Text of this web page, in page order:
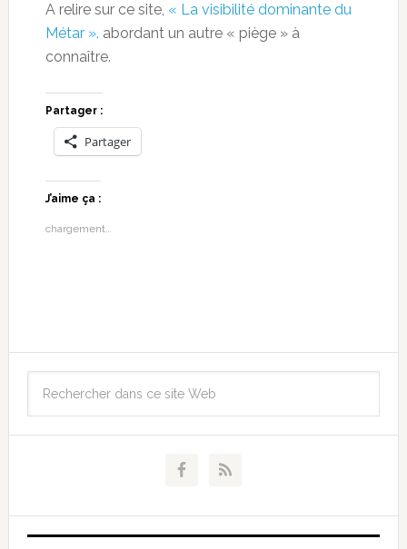
A relire sur ce site, « La visibilité dominante du
Métar ». abordant un autre « piège » à
connaître.
Partager :
Partager
J’aime ça :
chargement…